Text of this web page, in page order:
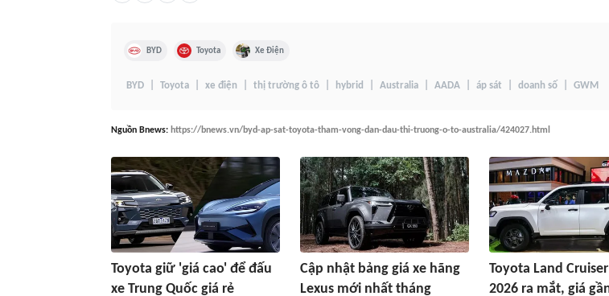
BYD Toyota Xe Điện
BYD Toyota xe điện thị trường ô tô hybrid Australia AADA áp sát doanh số GWM
Nguồn Bnews: https://bnews.vn/byd-ap-sat-toyota-tham-vong-dan-dau-thi-truong-o-to-australia/424027.html
Toyota giữ 'giá cao' để đấu
xe Trung Quốc giá rẻ
Cập nhật bảng giá xe hãng
Lexus mới nhất tháng
Toyota Land
2026 ra mắt, giá